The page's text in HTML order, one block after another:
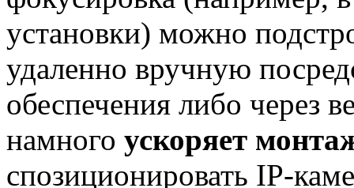
установки) можно
удаленно вручную
обеспечения либо через
намного ускоряет
спозиционировать IP-